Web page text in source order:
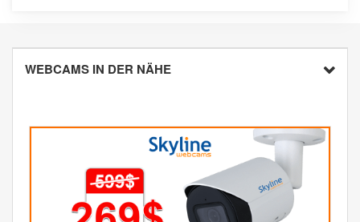
WEBCAMS IN DER NÄHE